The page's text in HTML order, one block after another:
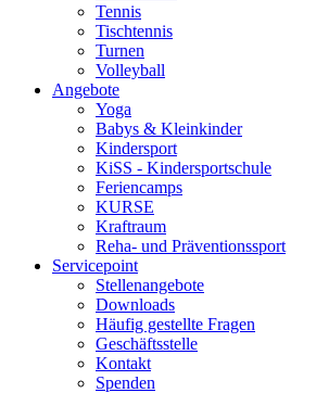
Tennis
Tischtennis
Turnen
Volleyball
Angebote
Yoga
Babys & Kleinkinder
Kindersport
KiSS - Kindersportschule
Feriencamps
KURSE
Kraftraum
Reha- und Präventionssport
Servicepoint
Stellenangebote
Downloads
Häufig gestellte Fragen
Geschäftsstelle
Kontakt
Spenden